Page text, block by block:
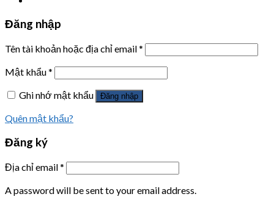
Đăng nhập
Tên tài khoản hoặc địa chỉ email*
Mật khẩu*
Ghi nhớ mật khẩu
Đăng nhập
Quên mật khẩu?
Đăng ký
Địa chỉ email*
A password will be sent to your email address.